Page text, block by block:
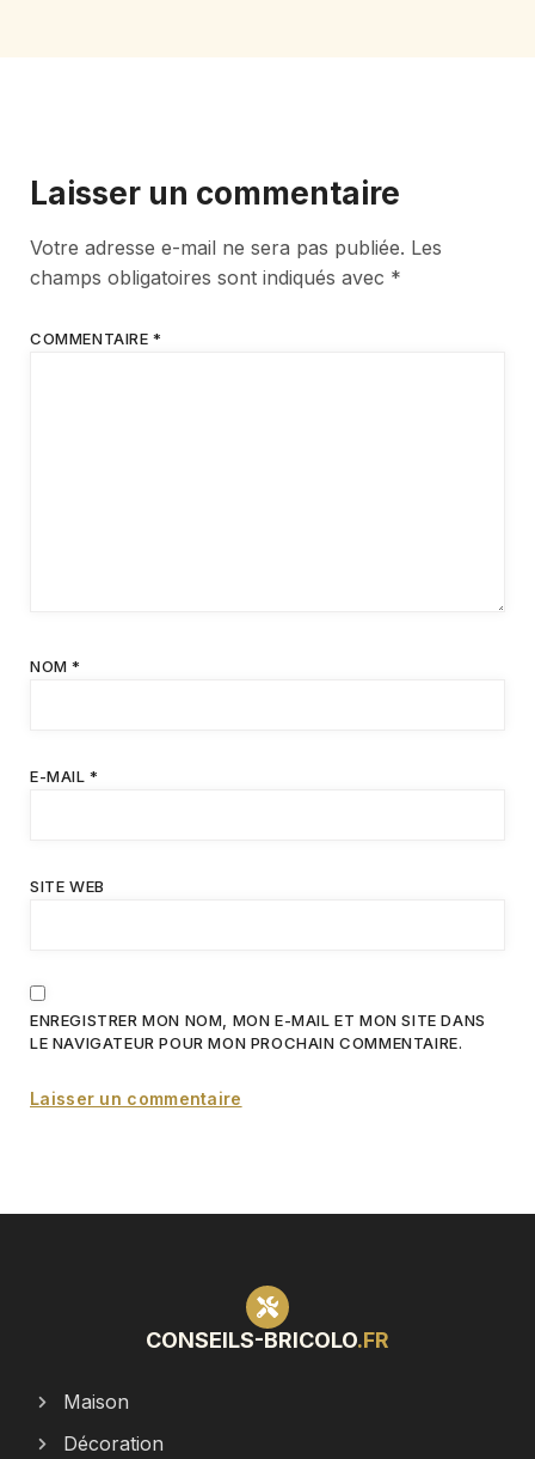
Laisser un commentaire
Votre adresse e-mail ne sera pas publiée. Les
champs obligatoires sont indiqués avec *
COMMENTAIRE*
NOM*
E-MAIL*
SITE WEB
ENREGISTRER MON NOM, MON E-MAIL ET MON SITE DANS
LE NAVIGATEUR POUR MON PROCHAIN COMMENTAIRE.
CONSEILS-BRICOLO.FR
Maison
Décoration